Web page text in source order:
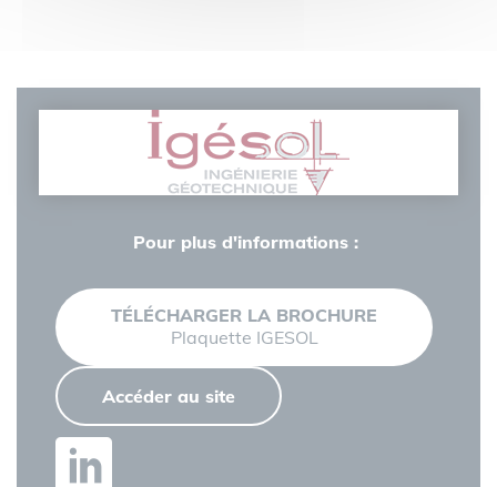
Pour plus d'informations :
Plaquette IGESOL
Accéder au site